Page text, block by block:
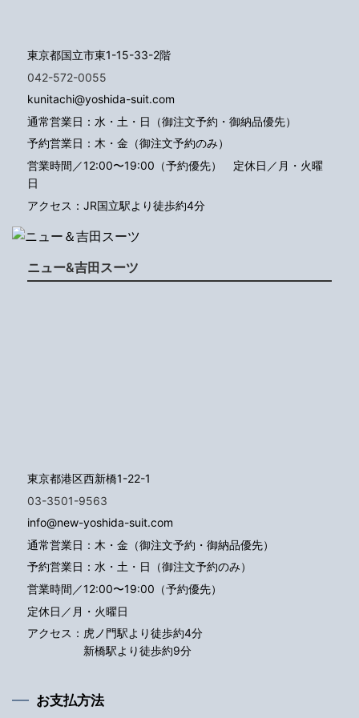
東京都国立市東1-15-33-2階
042-572-0055
kunitachi@yoshida-suit.com
通常営業日：水・土・日（御注文予約・御納品優先）
予約営業日：木・金（御注文予約のみ）
営業時間／12:00〜19:00（予約優先） 定休日／月・火曜
日
アクセス：JR国立駅より徒歩約4分
ニュー&吉田スーツ
東京都港区西新橋1-22-1
03-3501-9563
info@new-yoshida-suit.com
通常営業日：木・金（御注文予約・御納品優先）
予約営業日：水・土・日（御注文予約のみ）
営業時間／12:00〜19:00（予約優先）
定休日／月・火曜日
アクセス： 虎ノ門駅より徒歩約4分
新橋駅より徒歩約9分
お支払方法